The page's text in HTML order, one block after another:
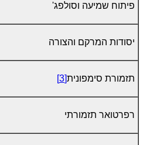
פיתוח שמיעה וסולפג'
יסודות המרקם והצורה
תזמורת סימפונית[3]
רפרטואר תזמורתי